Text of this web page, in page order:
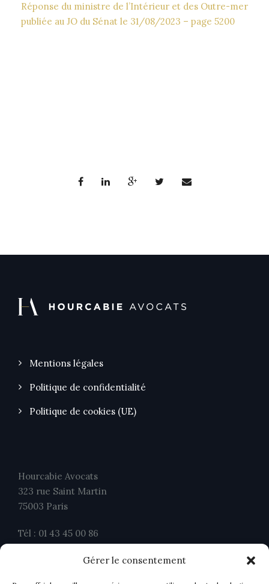
Gérer le consentement
Réponse du ministre de l’Intérieur et des Outre-mer
publiée au JO du Sénat le 31/08/2023 – page 5200
Mentions légales
Politique de confidentialité
Politique de cookies (UE)
Hourcabie Avocats
323 rue Saint Martin
75003 Paris
Tél : 01 43 45 00 86
contact@ahavocats.fr